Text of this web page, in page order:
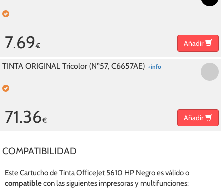
7.69€ Añadir
TINTA ORIGINAL Tricolor (Nº57, C6657AE) +info
71.36€ Añadir
COMPATIBILIDAD
Este Cartucho de Tinta OfficeJet 5610 HP Negro es válido o
compatiblecon las siguientes impresoras y multifunciones: